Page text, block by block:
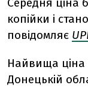
копійки і
повідомляє
Найвища ціна
Донецькій